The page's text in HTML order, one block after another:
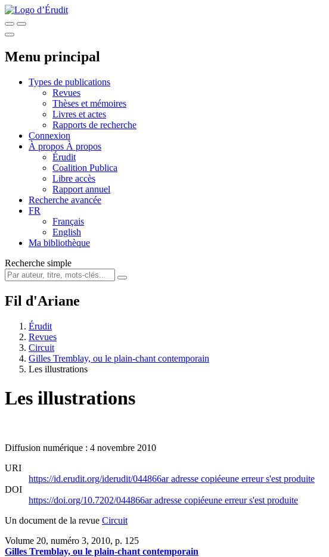
Menu principal
Types de publications
Revues
Thèses et mémoires
Livres et actes
Rapports de recherche
Connexion
À propos À propos
Érudit
Coalition Publica
Libre accès
Rapport annuel
Recherche avancée
FR
Français
English
Ma bibliothèque
Recherche simple
Fil d'Ariane
Érudit
Revues
Circuit
Gilles Tremblay, ou le plain-chant contemporain
Les illustrations
Les illustrations
Diffusion numérique : 4 novembre 2010
URI
https://id.erudit.org/iderudit/044866aradresse copiéeune erreur s'est produite
DOI
https://doi.org/10.7202/044866aradresse copiéeune erreur s'est produite
Un document de la revue Circuit
Volume 20, numéro 3, 2010, p. 125
Gilles Tremblay, ou le plain-chant contemporain